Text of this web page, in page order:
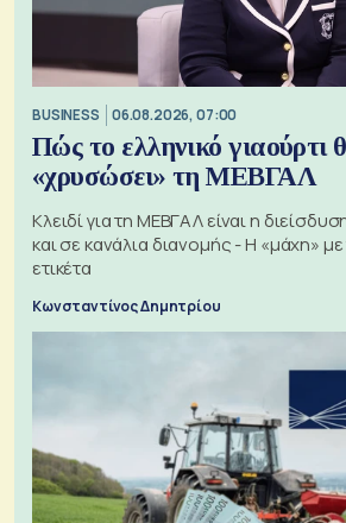
BUSINESS 06.08.2026, 07:00
Πώς το ελληνικό γιαούρτι
«χρυσώσει» τη ΜΕΒΓΑΛ
Κλειδί για τη ΜΕΒΓΑΛ είναι η
και σε κανάλια διανομής - Η «μάχη» με
ετικέτα
Κωνσταντίνος Δημητρίου